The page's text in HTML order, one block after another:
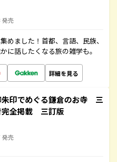
発売
めました！首都、言語、民族、
に話したくなる旅の雑学も。
詳細を見る
印でめぐる鎌倉のお寺 三
完全掲載 三訂版
発売